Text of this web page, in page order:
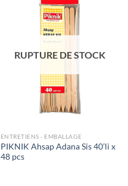
RUPTURE DE STOCK
ENTRETIENS - EMBALLAGE
PIKNIK Ahsap Adana Sis 40’li x
48 pcs